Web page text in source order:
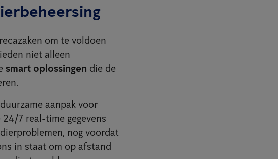
om te voldoen
niet alleen
smart oplossingen die de
aanpak voor
7 real-time gegevens
nog voordat
in staat om op afstand